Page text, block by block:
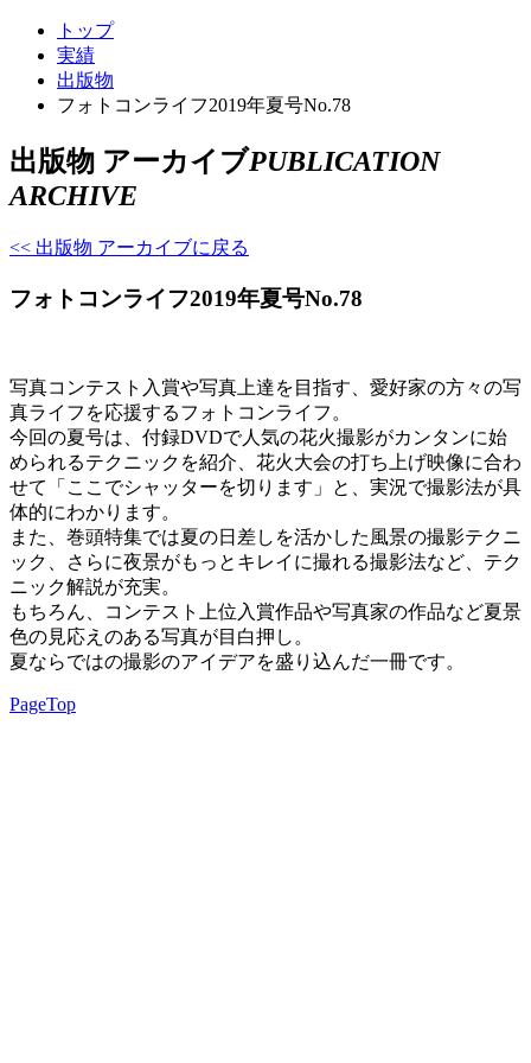
トップ
実績
出版物
フォトコンライフ2019年夏号No.78
出版物 アーカイブPUBLICATION
ARCHIVE
<< 出版物 アーカイブに戻る
フォトコンライフ2019年夏号No.78
写真コンテスト入賞や写真上達を目指す、愛好家の方々の写
真ライフを応援するフォトコンライフ。
今回の夏号は、付録DVDで人気の花火撮影がカンタンに始
められるテクニックを紹介、花火大会の打ち上げ映像に合わ
せて「ここでシャッターを切ります」と、実況で撮影法が具
体的にわかります。
また、巻頭特集では夏の日差しを活かした風景の撮影テクニ
ック、さらに夜景がもっとキレイに撮れる撮影法など、テク
ニック解説が充実。
もちろん、コンテスト上位入賞作品や写真家の作品など夏景
色の見応えのある写真が目白押し。
夏ならではの撮影のアイデアを盛り込んだ一冊です。
PageTop